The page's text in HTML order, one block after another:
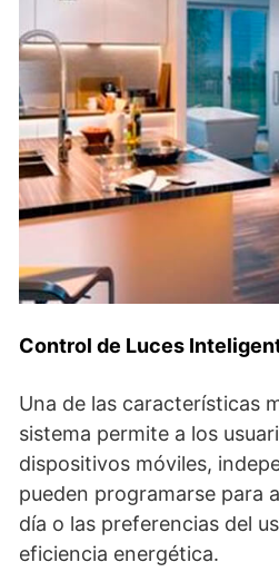
Control de Luces
Una de las características
sistema permite a los
dispositivos móviles,
pueden programarse para
día o las preferencias del
eficiencia energética.